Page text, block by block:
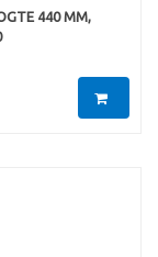
440 MM,